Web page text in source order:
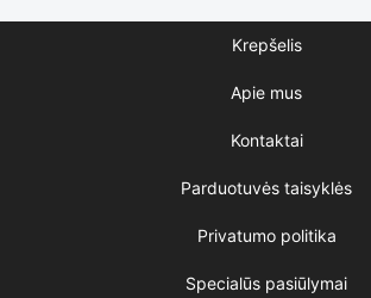
Krepšelis
Apie mus
Kontaktai
Parduotuvės taisyklės
Privatumo politika
Specialūs pasiūlymai